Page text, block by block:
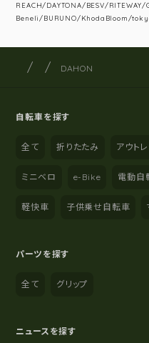
REACH/DAYTONA/BESV/RITEWAY/
Beneli/BURUNO/KhodaBloom/
サイト内の現在地
サイクルショップナカゴヤ
DAHON
自転車を探す
全て 折りたたみ アウトレ
ミニベロ e-Bike 電動自
軽快車 子供乗せ自転車
パーツを探す
全て グリップ
ニュースを探す